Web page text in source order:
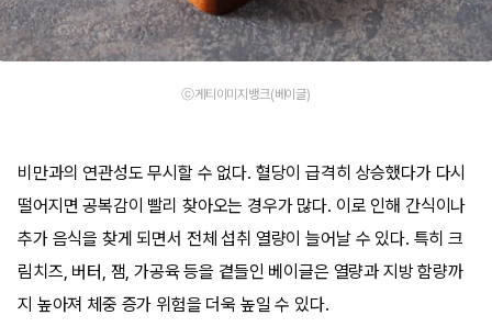
ⓒ게티이미지뱅크(베이글)
비만과의 연관성도 무시할 수 없다. 혈당이 급격히 상승했다가 다시
떨어지면 공복감이 빨리 찾아오는 경우가 많다. 이로 인해 간식이나
추가 음식을 찾게 되면서 전체 섭취 열량이 늘어날 수 있다. 특히 크
림치즈, 버터, 잼, 가공육 등을 곁들인 베이글은 열량과 지방 함량까
지 높아져 체중 증가 위험을 더욱 높일 수 있다.